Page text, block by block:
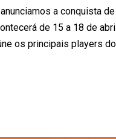
a conquista
de 15 a 18 de
os principais players